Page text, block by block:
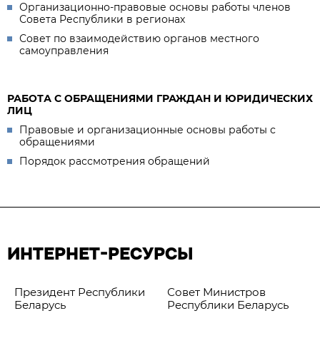
Организационно-правовые основы работы членов
Совета Республики в регионах
Совет по взаимодействию органов местного
самоуправления
РАБОТА С ОБРАЩЕНИЯМИ ГРАЖДАН И ЮРИДИЧЕСКИХ
ЛИЦ
Правовые и организационные основы работы с
обращениями
Порядок рассмотрения обращений
ИНТЕРНЕТ-РЕСУРСЫ
Президент Республики
Беларусь
Совет Министров
Республики Беларусь